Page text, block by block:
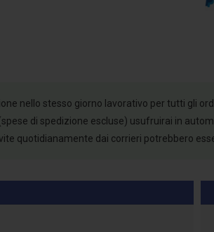
nello stesso giorno lavorativo per tutti gli
di spedizione escluse) usufruirai in
quotidianamente dai corrieri potrebbero